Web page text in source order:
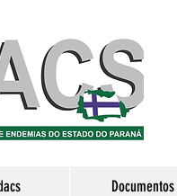
Documentos